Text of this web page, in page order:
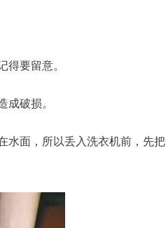
得要留意。
成破损。
水面，所以丢入洗衣机前，先把